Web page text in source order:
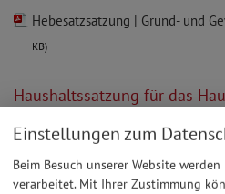
Hebesatzsatzung | Grund- und
KB)
Haushaltssatzung für das
Öffentliche Auslegung der
Haushaltsjahr 2025 nach
Rechtsaufsichtsbehörde
Einstellungen zum
Beim Besuch unserer Website
verarbeitet. Mit Ihrer Zustimmung